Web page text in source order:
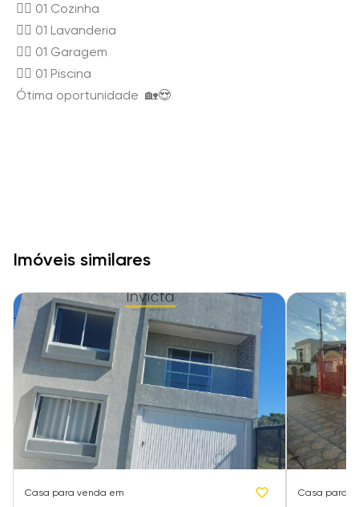
👉🏻 01 Cozinha
👉🏻 01 Lavanderia
👉🏻 01 Garagem
👉🏻 01 Piscina
Ótima oportunidade 🏡😍
Imóveis similares
Casa para venda em Casa para